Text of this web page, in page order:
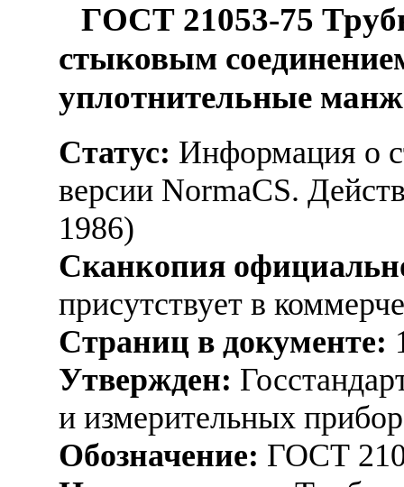
ГОСТ 21053-75
стыковым
уплотнительные
Статус: Информация о
версии NormaCS.
1986)
Сканкопия
присутствует в
Страниц в документе:
Утвержден:
и измерительных
Обозначение: ГОСТ